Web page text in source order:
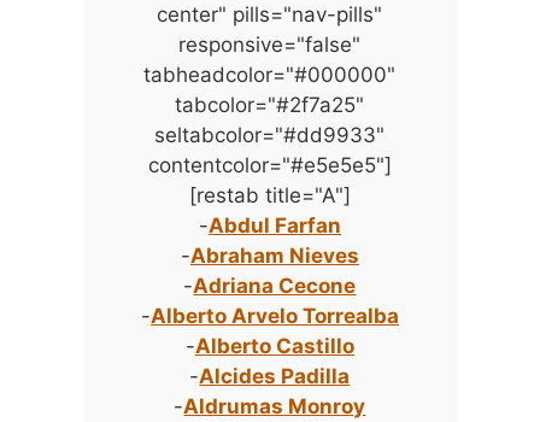
center" pills="nav-pills"
responsive="false"
tabheadcolor="#000000"
tabcolor="#2f7a25"
seltabcolor="#dd9933"
contentcolor="#e5e5e5"]
[restab title="A"]
-Abdul Farfan
-Abraham Nieves
-Adriana Cecone
-Alberto Arvelo Torrealba
-Alberto Castillo
-Alcides Padilla
-Aldrumas Monroy